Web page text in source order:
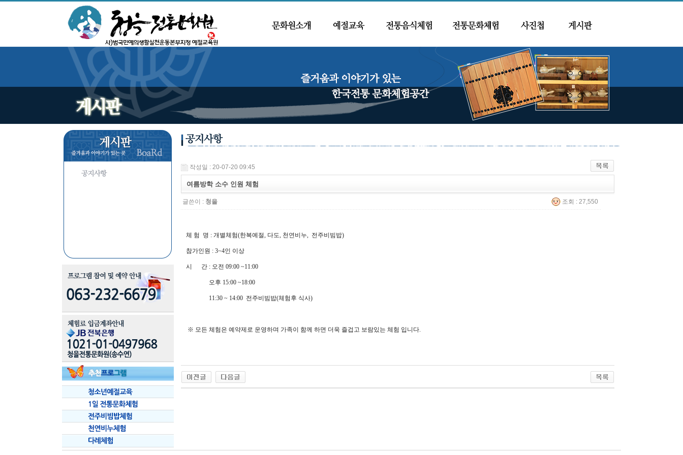
작성일 : 20-07-20 09:45
여름방학 소수 인원 체험
글쓴이 : 청을 조회 : 27,550
체 험 명 : 개별체험(한복예절, 다도, 천연비누, 전주비빔밥)
참가인원 : 3~4인 이상
시 간 : 오전 09:00 ~11:00
오후 15:00 ~18:00
11:30 ~ 14:00 전주비빔밥(체험후 식사)
※ 모든 체험은 예약제로 운영하며 가족이 함께 하면 더욱 즐겁고 보람있는 체험 입니다.